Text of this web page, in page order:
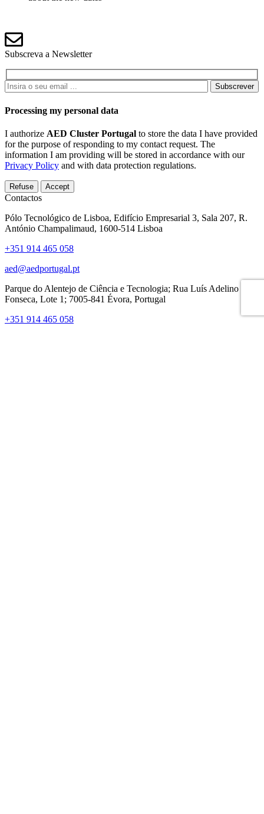
Subscreva a Newsletter
Subscrever
Processing my personal data
I authorize AED Cluster Portugal to store the data I have provided
for the purpose of responding to my contact request. The
information I am providing will be stored in accordance with our
Privacy Policy and with data protection regulations.
Refuse Accept
Contactos
Pólo Tecnológico de Lisboa, Edifício Empresarial 3, Sala 207, R.
António Champalimaud, 1600-514 Lisboa
+351 914 465 058
aed@aedportugal.pt
Parque do Alentejo de Ciência e Tecnologia; Rua Luís Adelino
Fonseca, Lote 1; 7005-841 Évora, Portugal
+351 914 465 058